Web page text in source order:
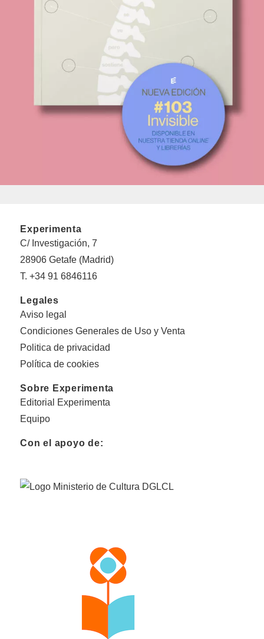
Experimenta
C/ Investigación, 7
28906 Getafe (Madrid)
T. +34 91 6846116
Legales
Aviso legal
Condiciones Generales de Uso y Venta
Politica de privacidad
Política de cookies
Sobre Experimenta
Editorial Experimenta
Equipo
Con el apoyo de: